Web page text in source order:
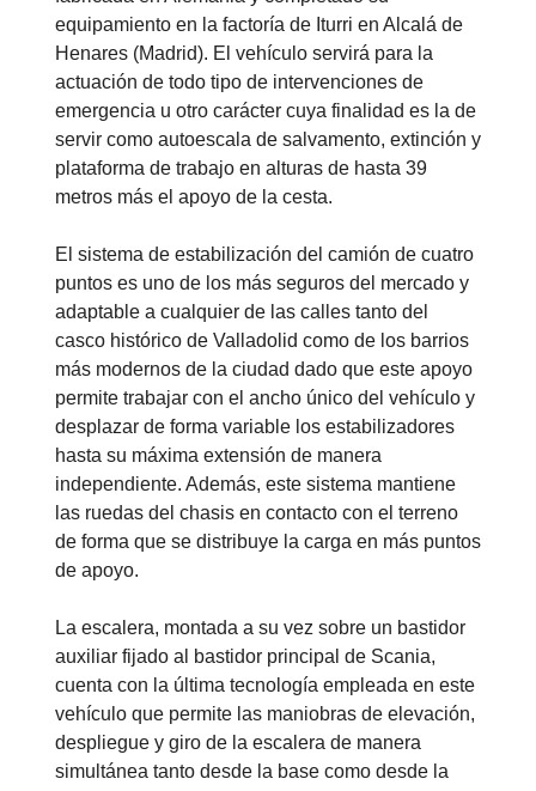
equipamiento en la factoría de Iturri en Alcalá de
Henares (Madrid). El vehículo servirá para la
actuación de todo tipo de intervenciones de
emergencia u otro carácter cuya finalidad es la de
servir como autoescala de salvamento, extinción y
plataforma de trabajo en alturas de hasta 39
metros más el apoyo de la cesta.
El sistema de estabilización del camión de cuatro
puntos es uno de los más seguros del mercado y
adaptable a cualquier de las calles tanto del
casco histórico de Valladolid como de los barrios
más modernos de la ciudad dado que este apoyo
permite trabajar con el ancho único del vehículo y
desplazar de forma variable los estabilizadores
hasta su máxima extensión de manera
independiente. Además, este sistema mantiene
las ruedas del chasis en contacto con el terreno
de forma que se distribuye la carga en más puntos
de apoyo.
La escalera, montada a su vez sobre un bastidor
auxiliar fijado al bastidor principal de Scania,
cuenta con la última tecnología empleada en este
vehículo que permite las maniobras de elevación,
despliegue y giro de la escalera de manera
simultánea tanto desde la base como desde la